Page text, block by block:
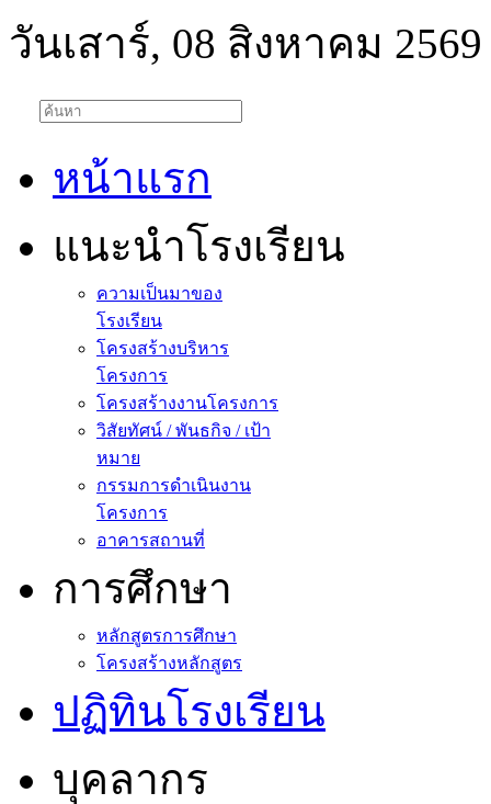
วันเสาร์, 08 สิงหาคม 2569
หน้าแรก
แนะนำโรงเรียน
ความเป็นมาของ
โรงเรียน
โครงสร้างบริหาร
โครงการ
โครงสร้างงานโครงการ
วิสัยทัศน์ / พันธกิจ / เป้า
หมาย
กรรมการดำเนินงาน
โครงการ
อาคารสถานที่
การศึกษา
หลักสูตรการศึกษา
โครงสร้างหลักสูตร
ปฏิทินโรงเรียน
บุคลากร